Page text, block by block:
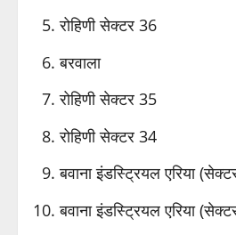
रोहिणी सेक्टर 36
बरवाला
रोहिणी सेक्टर 35
रोहिणी सेक्टर 34
बवाना इंडस्ट्रियल एरिया
बवाना इंडस्ट्रियल एरिया